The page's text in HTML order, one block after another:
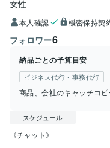
女性
本人確認 機密保持契
フォロワー6
納品ごとの予算目安
ビジネス代行・事務代行
商品、会社のキャッチコ
スケジュール
《チャット》